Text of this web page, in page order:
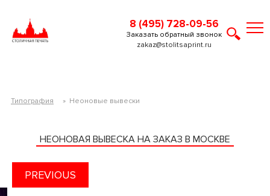
8 (495) 728-09-56
zakaz@stolitsaprint.ru
Заказать обратный звонок
Типография » Неоновые вывески
НЕОНОВАЯ ВЫВЕСКА НА ЗАКАЗ В МОСКВЕ
PREVIOUS